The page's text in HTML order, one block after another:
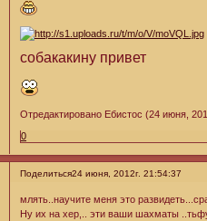
собакакину привет
Отредактировано Ебистос (24 июня,
0
Поделиться24 июня, 2012г. 21:54:37
млять..научите меня это
Ну их на хер,.. эти ваши шахматы